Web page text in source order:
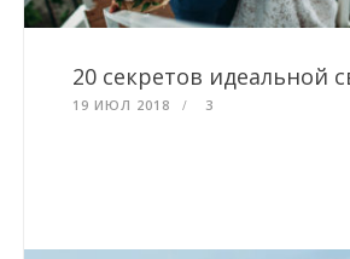
20 секретов идеальной
19 ИЮЛ 2018 3